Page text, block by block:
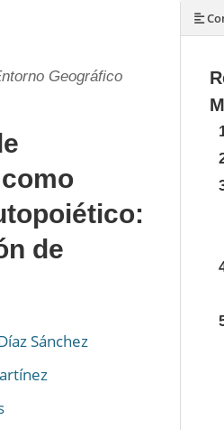
Geográfico
de
Sánchez